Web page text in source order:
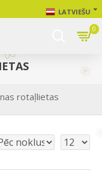
LATVIEŠU
0
rotaļlietas